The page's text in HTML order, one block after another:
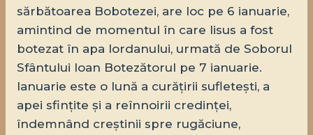
sărbătoarea Bobotezei, are loc pe 6 ianuarie,
amintind de momentul în care Iisus a fost
botezat în apa Iordanului, urmată de Soborul
Sfântului Ioan Botezătorul pe 7 ianuarie.
Ianuarie este o lună a curățirii sufletești, a
apei sfințite și a reînnoirii credinței,
îndemnând creștinii spre rugăciune,